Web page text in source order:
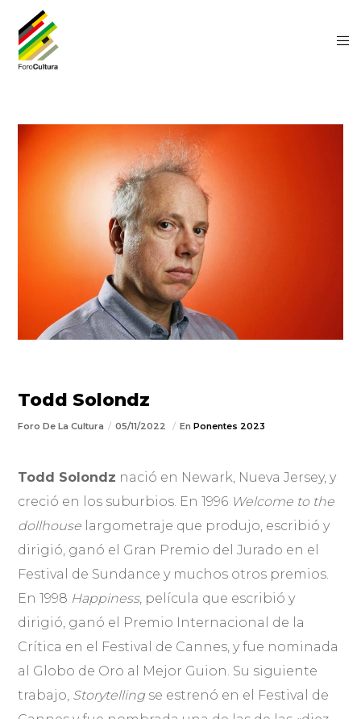
Todd Solondz
Foro De La Cultura 05/11/2022 EnPonentes 2023
Todd Solondz nació en Newark, Nueva Jersey, y
creció en los suburbios. En 1996 Welcome to the
dollhouse largometraje que produjo, escribió y
dirigió, ganó el Gran Premio del Jurado en el
Festival de Sundance y muchos otros premios.
En 1998 Happiness, película que escribió y
dirigió, ganó el Premio Internacional de la
Crítica en el Festival de Cannes, y fue nominada
al Globo de Oro al Mejor Guion. Su siguiente
trabajo, Storytelling se estrenó en el Festival de